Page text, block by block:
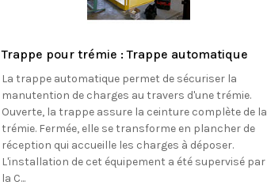
Trappe pour trémie : Trappe automatique
La trappe automatique permet de sécuriser la
manutention de charges au travers d'une trémie.
Ouverte, la trappe assure la ceinture complète de la
trémie. Fermée, elle se transforme en plancher de
réception qui accueille les charges à déposer.
L'installation de cet équipement a été supervisé par
la C...